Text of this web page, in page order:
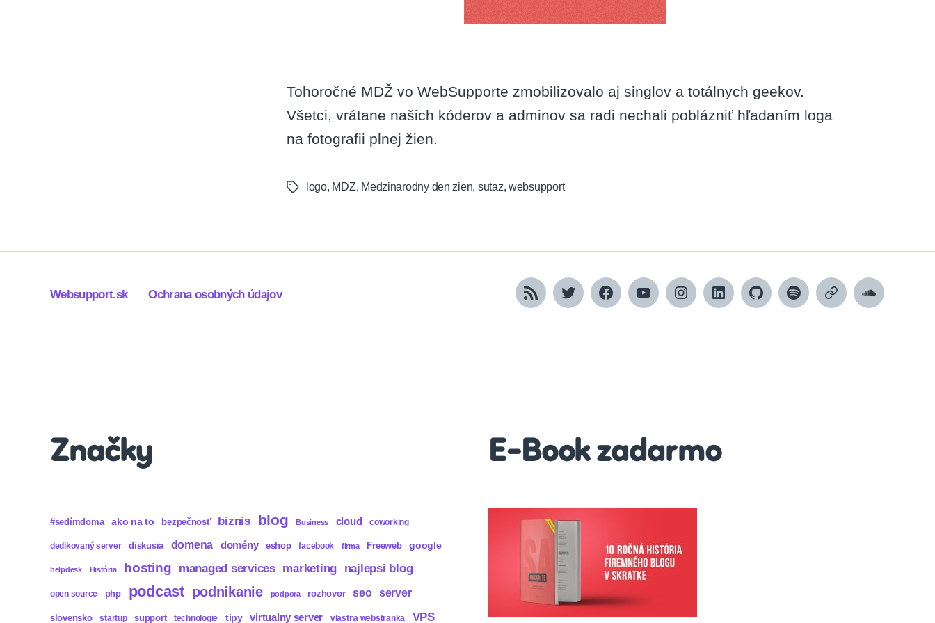
Tohoročné MDŽ vo WebSupporte zmobilizovalo aj singlov a totálnych geekov.
Všetci, vrátane našich kóderov a adminov sa radi nechali poblázniť hľadaním loga
na fotografii plnej žien.
Tagslogo, MDZ, Medzinarodny den zien, sutaz, websupport
Websupport.sk Ochrana osobných údajov RSS TwitterFacebookYouTubeInstagramLinkedInGitHubSpotifyApple
SoundCloud
Značky
#sedímdoma ako na to bezpečnosť biznis blog Business cloud coworking
dedikovaný server diskusia domena domény eshop facebook firma Freeweb google
helpdesk História hosting managed services marketing najlepsi blog
open source php podcast podnikanie podpora rozhovor seo server
slovensko startup support technologie tipy virtualny server vlastna webstranka VPS
E-Book zadarmo